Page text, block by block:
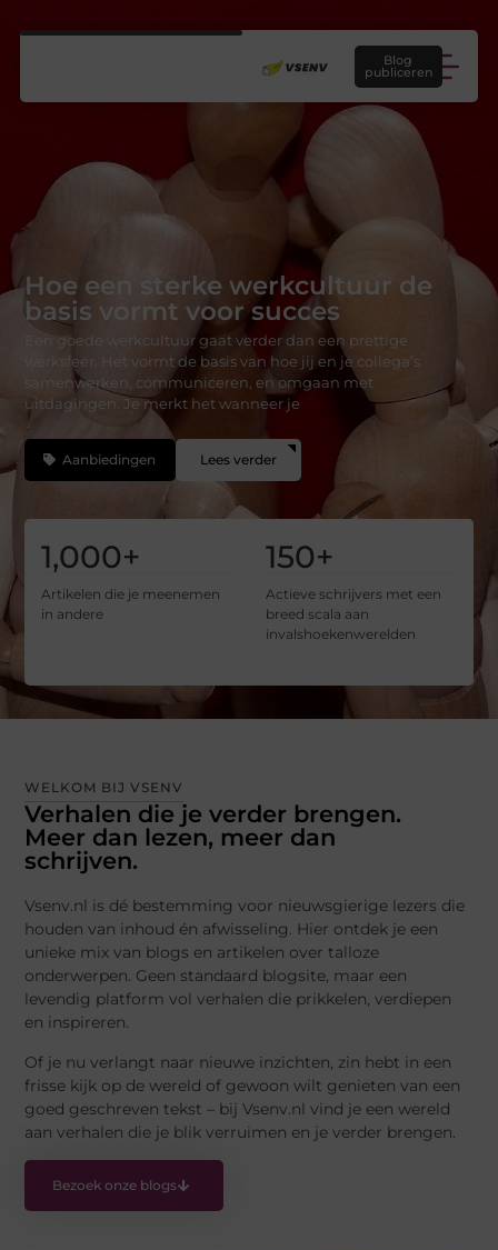
Blog
publiceren
Hoe een sterke werkcultuur de
basis vormt voor succes
Een goede werkcultuur gaat verder dan een prettige
werksfeer. Het vormt de basis van hoe jij en je collega’s
samenwerken, communiceren, en omgaan met
uitdagingen. Je merkt het wanneer je
Aanbiedingen Lees verder
1,000+
Artikelen die je meenemen
in andere
150+
Actieve schrijvers met een
breed scala aan
invalshoekenwerelden
WELKOM BIJ VSENV
Verhalen die je verder brengen.
Meer dan lezen, meer dan
schrijven.
Vsenv.nl is dé bestemming voor nieuwsgierige lezers die
houden van inhoud én afwisseling. Hier ontdek je een
unieke mix van blogs en artikelen over talloze
onderwerpen. Geen standaard blogsite, maar een
levendig platform vol verhalen die prikkelen, verdiepen
en inspireren.
Of je nu verlangt naar nieuwe inzichten, zin hebt in een
frisse kijk op de wereld of gewoon wilt genieten van een
goed geschreven tekst – bij Vsenv.nl vind je een wereld
aan verhalen die je blik verruimen en je verder brengen.
Bezoek onze blogs